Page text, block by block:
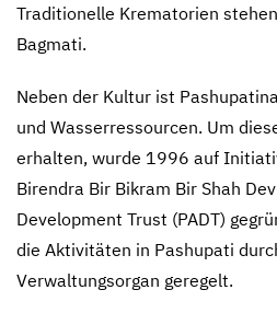
Traditionelle Krematorien
Bagmati.
Neben der Kultur ist
und Wasserressourcen. Um
erhalten, wurde 1996 auf
Birendra Bir Bikram Bir Shah
Development Trust (PADT)
die Aktivitäten in Pashupati
Verwaltungsorgan geregelt.